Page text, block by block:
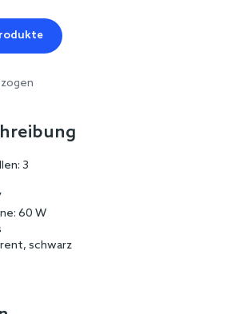
3
60 W
schwarz